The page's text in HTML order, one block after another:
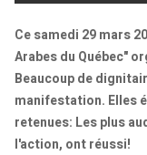
Ce samedi 29 mars
Arabes du Québec"
Beaucoup de
manifestation. Elles
retenues: Les plus
l'action, ont réussi!